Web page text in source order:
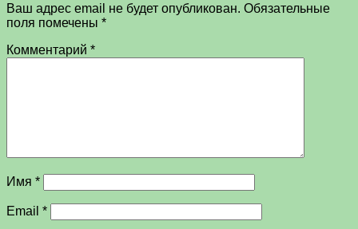
Ваш адрес email не будет опубликован. Обязательные
поля помечены *
Комментарий *
Имя *
Email *